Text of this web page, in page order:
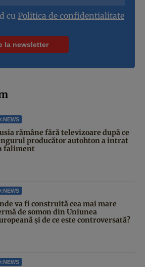
cu Politica de confidentialitate
rămâne fără televizoare după ce
producător autohton a intrat
faliment
va fi construită cea mai mare
de somon din Uniunea
și de ce este controversată?